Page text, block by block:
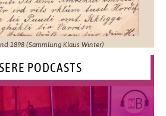
1898 (Sammlung Klaus Winter)
PODCASTS